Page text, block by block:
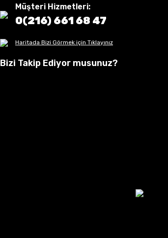
Müşteri Hizmetleri:
0(216) 661 68 47
Haritada Bizi Görmek için Tıklayınız
Bizi Takip Ediyor musunuz?